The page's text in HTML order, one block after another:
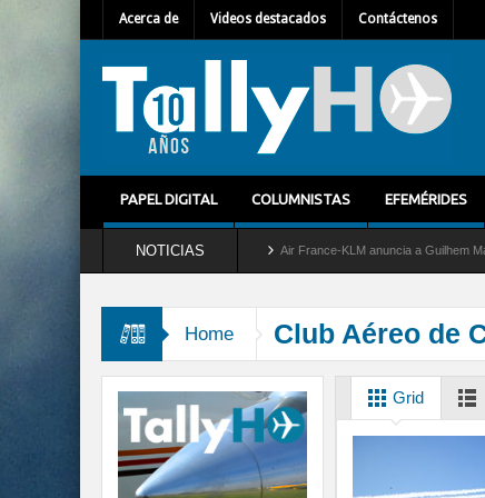
Acerca de Videos destacados Contáctenos
PAPEL DIGITAL COLUMNISTAS EFEMÉRIDES
NOTICIAS
del servicio al C-2 Greyhound Air France-KLM anuncia a Guilhem Mallet
Home Club Aéreo de
Grid